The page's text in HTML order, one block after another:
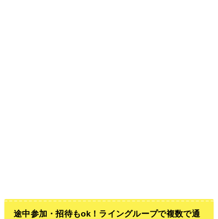
途中参加・招待もok！ライングループで複数で通